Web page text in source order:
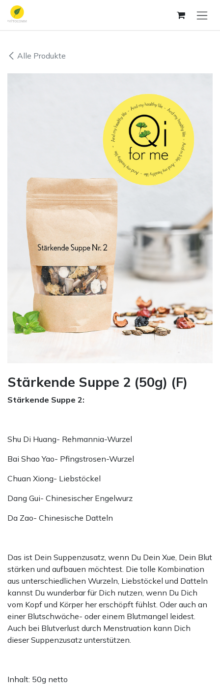
Zum Inhalt springen
Alle Produkte
Stärkende Suppe 2 (50g) (F)
Stärkende Suppe 2:
Shu Di Huang- Rehmannia-Wurzel
Bai Shao Yao- Pfingstrosen-Wurzel
Chuan Xiong- Liebstöckel
Dang Gui- Chinesischer Engelwurz
Da Zao- Chinesische Datteln
Das ist Dein Suppenzusatz, wenn Du Dein Xue, Dein Blut
stärken und aufbauen möchtest. Die tolle Kombination
aus unterschiedlichen Wurzeln, Liebstöckel und Datteln
kannst Du wunderbar für Dich nutzen, wenn Du Dich
vom Kopf und Körper her erschöpft fühlst. Oder auch an
einer Blutschwäche- oder einem Blutmangel leidest.
Auch bei Blutverlust durch Menstruation kann Dich
dieser Suppenzusatz unterstützen.
Inhalt: 50g netto